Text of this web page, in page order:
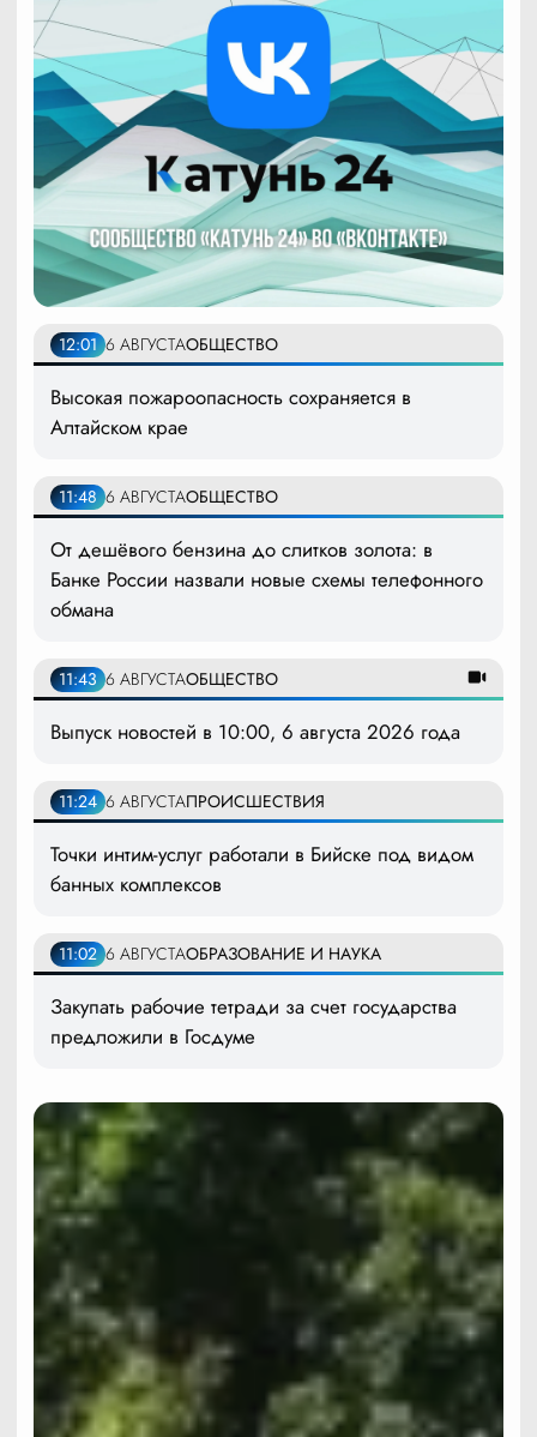
12:01 6 АВГУСТАОБЩЕСТВО
Высокая пожароопасность сохраняется в
Алтайском крае
11:48 6 АВГУСТАОБЩЕСТВО
От дешёвого бензина до слитков золота: в
Банке России назвали новые схемы телефонного
обмана
11:43 6 АВГУСТАОБЩЕСТВО
Выпуск новостей в 10:00, 6 августа 2026 года
11:24 6 АВГУСТАПРОИСШЕСТВИЯ
Точки интим-услуг работали в Бийске под видом
банных комплексов
11:02 6 АВГУСТАОБРАЗОВАНИЕ И НАУКА
Закупать рабочие тетради за счет государства
предложили в Госдуме